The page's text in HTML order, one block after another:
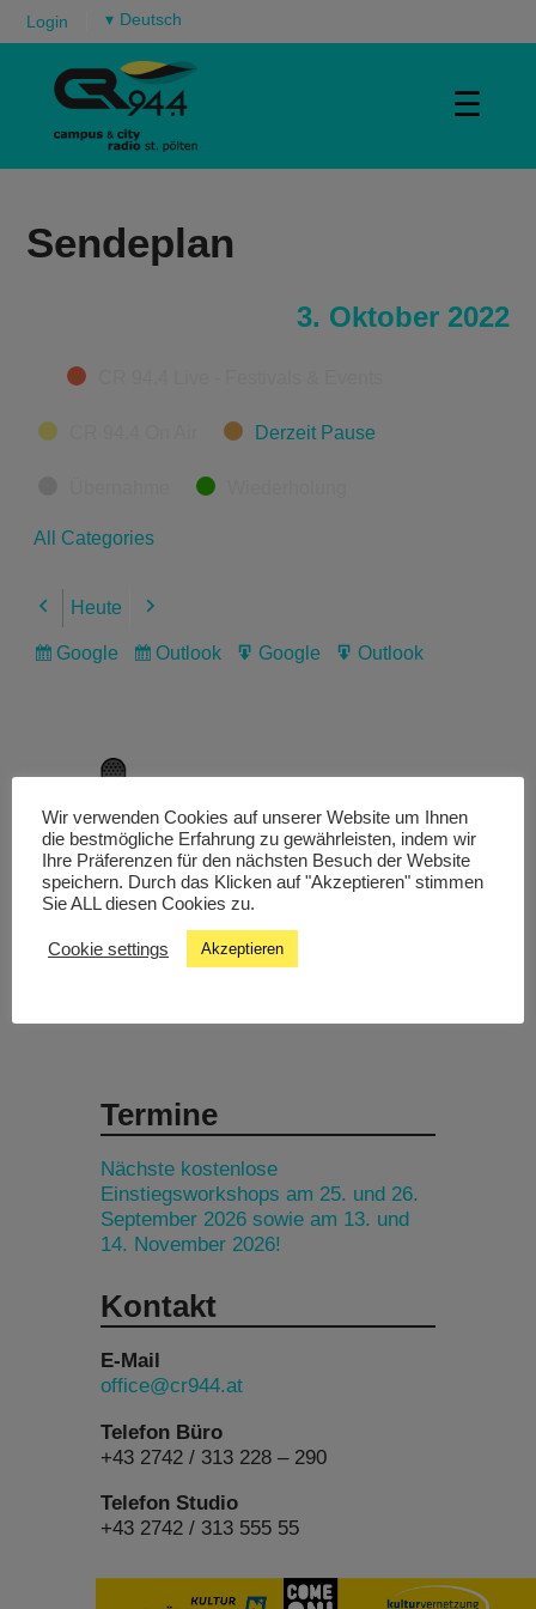
Login ▾
☰
Sendeplan
3. Oktober 2022
Categories
Derzeit Pause
All Categories
Previous
Heute Next
Subscribe
Google
Subscribe
Outlook
Export
Google
Export
Outlook
Livestream
Studiochat
Termine
Nächste kostenlose
Einstiegsworkshops am 25. und 26.
September 2026 sowie am 13. und
14. November 2026!
Kontakt
E-Mail
office@cr944.at
Telefon Büro
+43 2742 / 313 228 – 290
Telefon Studio
+43 2742 / 313 555 55
Wir verwenden Cookies auf unserer Website um Ihnen
die bestmögliche Erfahrung zu gewährleisten, indem wir
Ihre Präferenzen für den nächsten Besuch der Website
speichern. Durch das Klicken auf "Akzeptieren" stimmen
Sie ALL diesen Cookies zu.
Cookie settings Akzeptieren